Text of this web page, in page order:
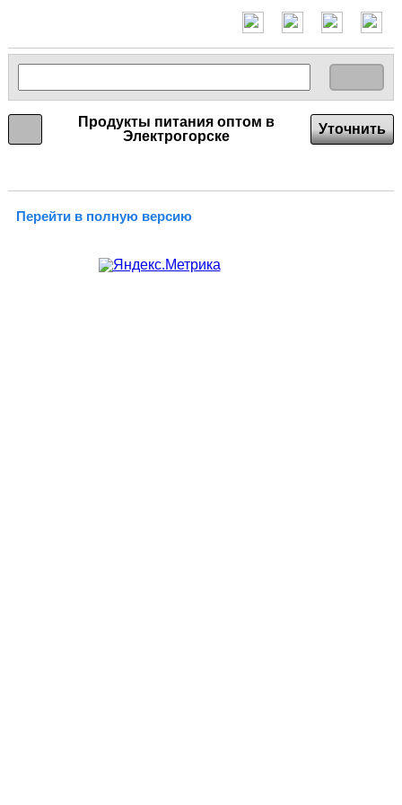
Продукты питания оптом в
Электрогорске
Уточнить
Перейти в полную версию